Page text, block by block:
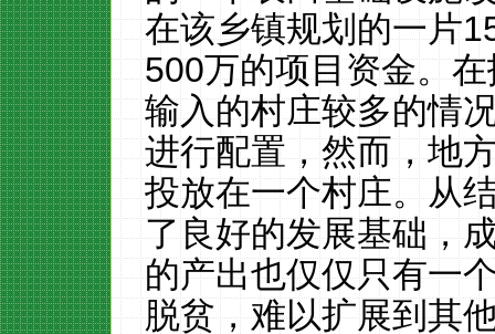
在该乡镇规划的一片
500万的项目资金。
输入的村庄较多的情
进行配置，然而，地
投放在一个村庄。从
了良好的发展基础，
的产出也仅仅只有一
脱贫，难以扩展到其